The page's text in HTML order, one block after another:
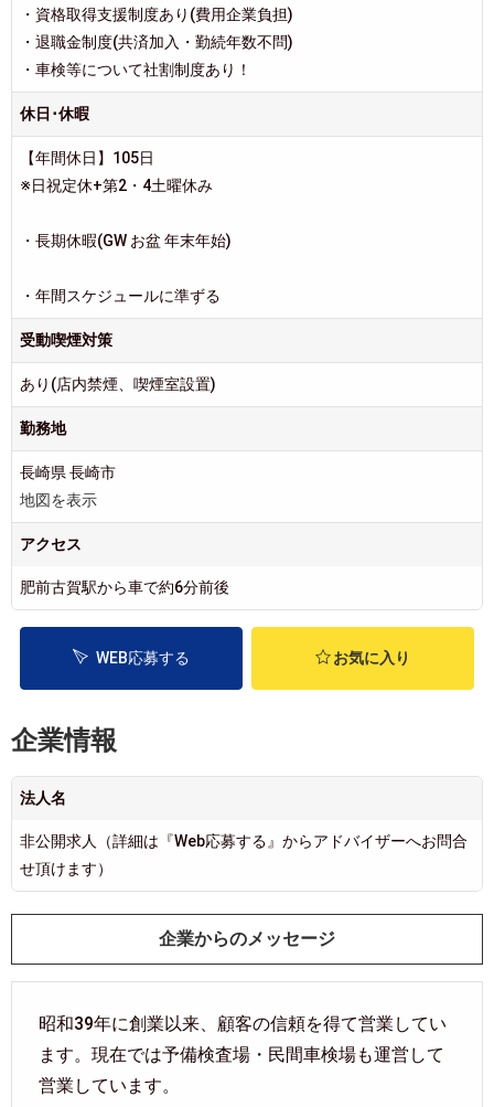
・資格取得支援制度あり(費用企業負担)
・退職金制度(共済加入・勤続年数不問)
・車検等について社割制度あり！
休日･休暇
【年間休日】105日
※日祝定休+第2・4土曜休み
・長期休暇(GW お盆 年末年始)
・年間スケジュールに準ずる
受動喫煙対策
あり(店内禁煙、喫煙室設置)
勤務地
長崎県 長崎市
地図を表示
アクセス
肥前古賀駅から車で約6分前後
WEB応募する お気に入り
企業情報
法人名
非公開求人（詳細は『Web応募する』からアドバイザーへお問合
せ頂けます）
企業からのメッセージ
昭和39年に創業以来、顧客の信頼を得て営業してい
ます。現在では予備検査場・民間車検場も運営して
営業しています。